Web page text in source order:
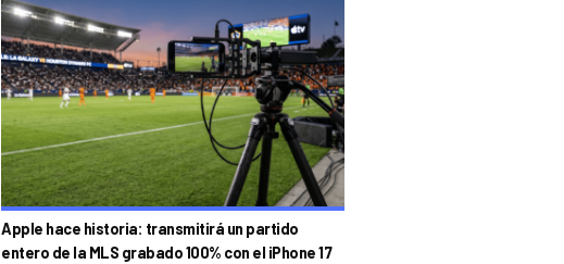
Apple hace historia: transmitirá un partido
entero de la MLS grabado 100% con el iPhone 17